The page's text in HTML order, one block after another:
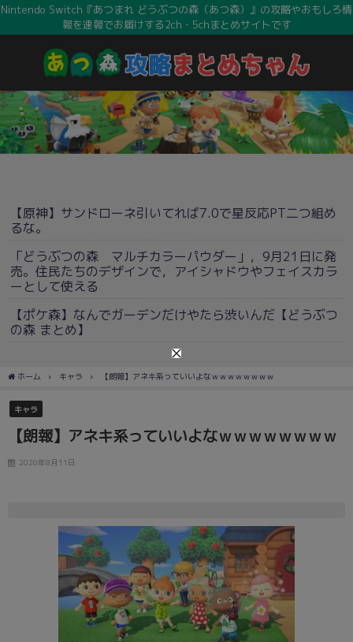
Nintendo Switch『あつまれ どうぶつの森（あつ森）』の攻略やおもしろ情
報を速報でお届けする2ch・5chまとめサイトです
【原神】サンドローネ引いてれば7.0で星反応PT二つ組め
るな。
「どうぶつの森 マルチカラーパウダー」，9月21日に発
売。住民たちのデザインで，アイシャドウやフェイスカラ
ーとして使える
【ポケ森】なんでガーデンだけやたら渋いんだ【どうぶつ
の森 まとめ】
ホーム キャラ 【朗報】アネキ系っていいよなｗｗｗｗｗｗｗｗ
キャラ
【朗報】アネキ系っていいよなｗｗｗｗｗｗｗｗ
2020年8月11日